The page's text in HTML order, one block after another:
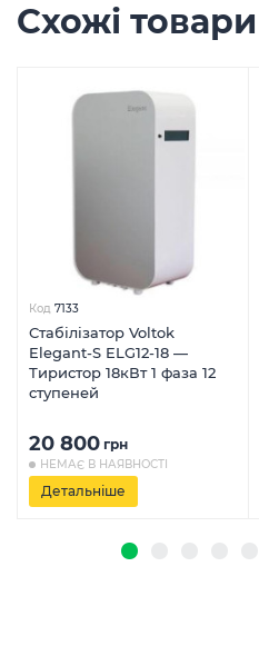
Схожі товари
Код 7133
Стабілізатор Voltok
Elegant-S ELG12-18 —
Тиристор 18кВт 1 фаза 12
ступеней
20 800 грн
НЕМАЄ В НАЯВНОСТІ
Детальніше